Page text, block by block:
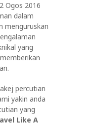
Ogos 2016
dalam
menguruskan
yang
percutian
yakin anda
yang
Like A